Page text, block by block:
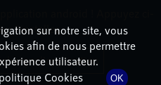
L'ÉPISODE
sur notre site, vous
afin de nous permettre
utilisateur.
Cookies
OK
l'installer.
l'application